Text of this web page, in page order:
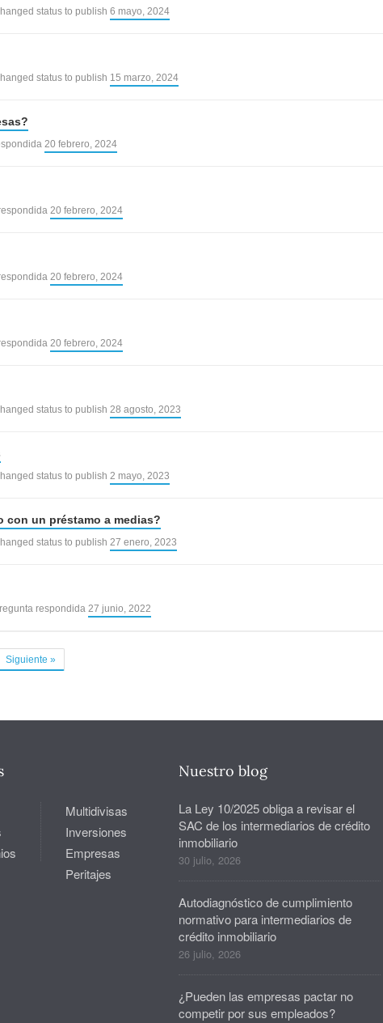
status to publish 6 mayo, 2024
status to publish 15 marzo, 2024
20 febrero, 2024
20 febrero, 2024
20 febrero, 2024
20 febrero, 2024
status to publish 28 agosto, 2023
status to publish 2 mayo, 2023
un préstamo a medias?
status to publish 27 enero, 2023
respondida 27 junio, 2022
Siguiente »
Multidivisas
Inversiones
Empresas
Peritajes
Nuestro blog
La Ley 10/2025 obliga a revisar el
SAC de los intermediarios de crédito
inmobiliario
30 julio, 2026
Autodiagnóstico de cumplimiento
normativo para intermediarios de
crédito inmobiliario
26 julio, 2026
¿Pueden las empresas pactar no
competir por sus empleados?